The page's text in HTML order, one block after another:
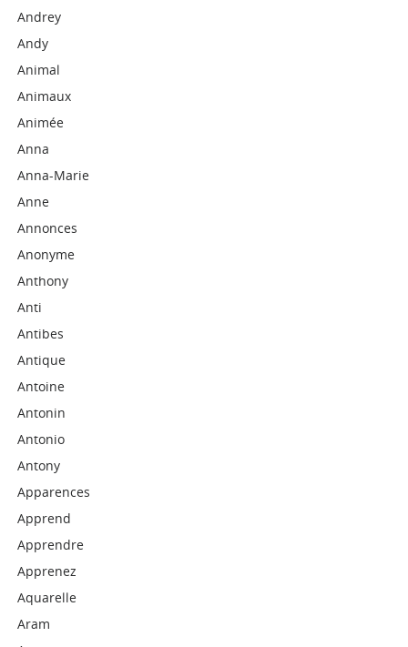
Andrey
Andy
Animal
Animaux
Animée
Anna
Anna-Marie
Anne
Annonces
Anonyme
Anthony
Anti
Antibes
Antique
Antoine
Antonin
Antonio
Antony
Apparences
Apprend
Apprendre
Apprenez
Aquarelle
Aram